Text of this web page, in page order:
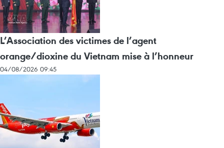
L’Association des victimes de l’agent
orange/dioxine du Vietnam mise à l’honneur
04/08/2026 09:45